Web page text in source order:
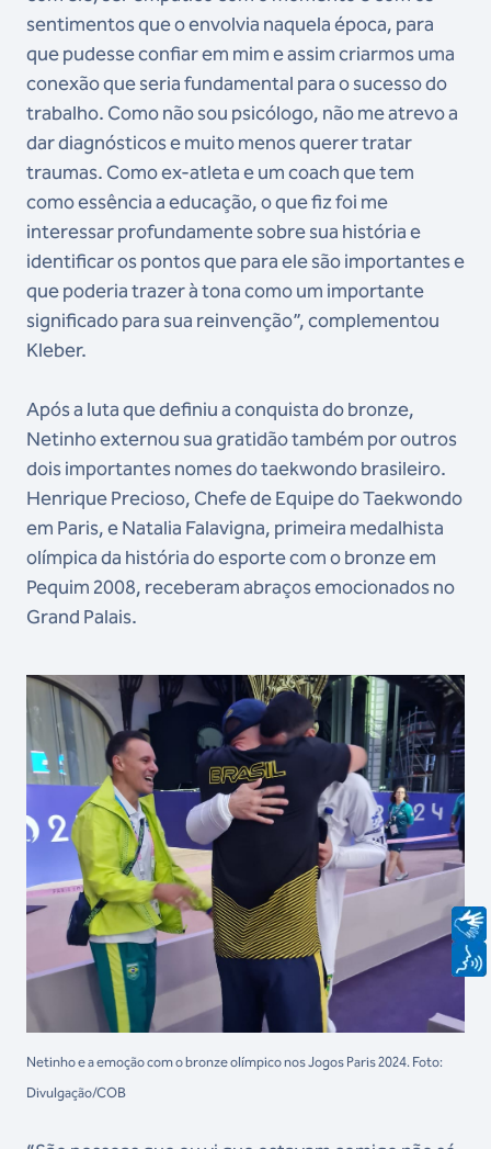
sentimentos que o envolvia naquela época, para
que pudesse confiar em mim e assim criarmos uma
conexão que seria fundamental para o sucesso do
trabalho. Como não sou psicólogo, não me atrevo a
dar diagnósticos e muito menos querer tratar
traumas. Como ex-atleta e um coach que tem
como essência a educação, o que fiz foi me
interessar profundamente sobre sua história e
identificar os pontos que para ele são importantes e
que poderia trazer à tona como um importante
significado para sua reinvenção”, complementou
Kleber.
Após a luta que definiu a conquista do bronze,
Netinho externou sua gratidão também por outros
dois importantes nomes do taekwondo brasileiro.
Henrique Precioso, Chefe de Equipe do Taekwondo
em Paris, e Natalia Falavigna, primeira medalhista
olímpica da história do esporte com o bronze em
Pequim 2008, receberam abraços emocionados no
Grand Palais.
Netinho e a emoção com o bronze olímpico nos Jogos Paris 2024. Foto:
Divulgação/COB